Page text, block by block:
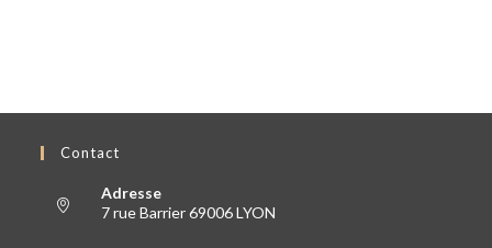
Contact
Adresse
7 rue Barrier 69006 LYON